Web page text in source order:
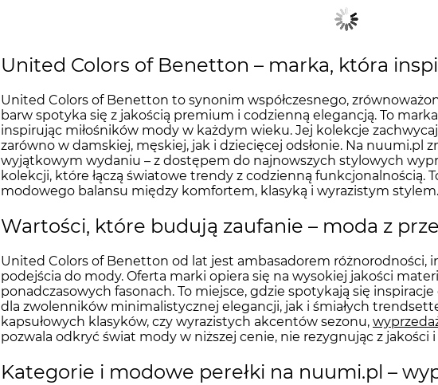
United Colors of Benetton – marka, która
United Colors of Benetton to synonim współczesnego,
barw spotyka się z jakością premium i codzienną elegancją. To
inspirując miłośników mody w każdym wieku. Jej kolekcje
zarówno w damskiej, męskiej, jak i dziecięcej odsłonie. Na nuumi.pl
wyjątkowym wydaniu – z dostępem do najnowszych stylowych
kolekcji, które łączą światowe trendy z codzienną funkcjonalnością.
modowego balansu między komfortem, klasyką i wyrazistym stylem.
Wartości, które budują zaufanie – moda z
United Colors of Benetton od lat jest ambasadorem różnorodności,
podejścia do mody. Oferta marki opiera się na wysokiej jakości
ponadczasowych fasonach. To miejsce, gdzie spotykają się
dla zwolenników minimalistycznej elegancji, jak i śmiałych
kapsułowych klasyków, czy wyrazistych akcentów sezonu,
pozwala odkryć świat mody w niższej cenie, nie rezygnując z jakości
Kategorie i modowe perełki na nuumi.pl –